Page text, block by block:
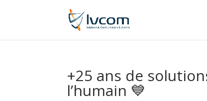
+25 ans de
l’humain 💙